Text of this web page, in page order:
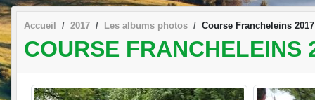
Accueil 2017 Les albums photos Course Francheleins 2017
COURSE FRANCHELEINS